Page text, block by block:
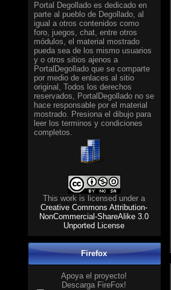
Portal Degollado es dedicado en
parte al pueblo de Degollado, al
igual a otros contenidos como
foro, juegos, chat, entre otros
módulos, el material mostrado
pueda sea de los mismo usuarios
y o otros sitios ajenos a
PortalDegollado que se comparte
por medio de enlaces al sitio
original, Todos los derechos
reservados, PortalDegollado no se
hace responsable por el material
mostrado. Presiona el dibujo para
leer los terminos y condiciones
completos.
This work is licensed under a
Creative Commons Attribution-
NonCommercial-ShareAlike 3.0
Unported License
Firefox
Apoya el proyecto!
Descarga FireFox!